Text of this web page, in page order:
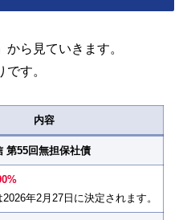
ら見ていきます。
す。
内容
第55回無担保社債
年2月27日に決定されます。